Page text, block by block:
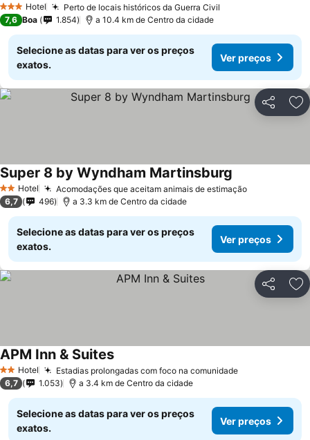
3 EstrelasHotel Perto de locais históricos da Guerra Civil
7,6 Boa 1.854 a 10.4 km de Centro da cidade
Selecione as datas para ver os preços
exatos.
Ver preços
Partilhar
2 Estrelas
Hotel Acomodações que aceitam animais de estimação
Super 8 by Wyndham Martinsburg
6,7 496 a 3.3 km de Centro da cidade
Selecione as datas para ver os preços
exatos.
Ver preços
Partilhar
2 Estrelas
Hotel Estadias prolongadas com foco na comunidade
APM Inn & Suites
6,7 1.053 a 3.4 km de Centro da cidade
Selecione as datas para ver os preços
exatos.
Ver preços